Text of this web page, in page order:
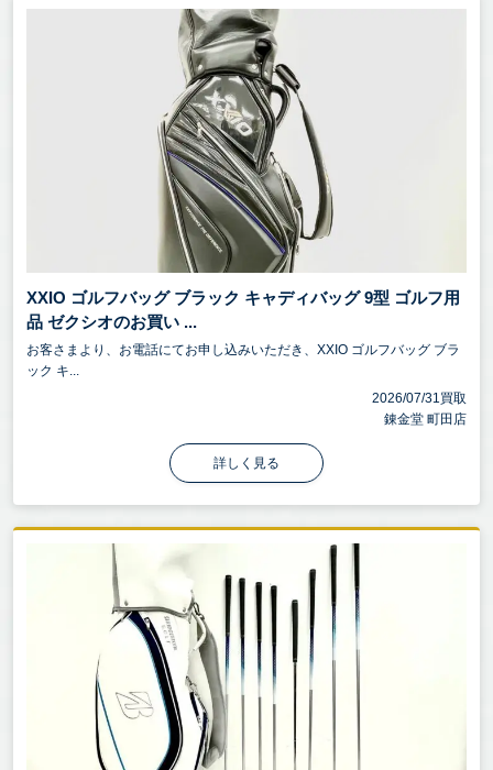
XXIO ゴルフバッグ ブラック キャディバッグ 9型 ゴルフ用
品 ゼクシオのお買い ...
お客さまより、お電話にてお申し込みいただき、XXIO ゴルフバッグ ブラ
ック キ...
2026/07/31買取
錬金堂 町田店
詳しく見る